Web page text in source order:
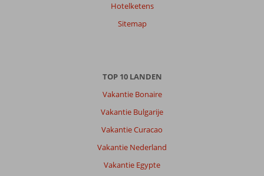
Hotelketens
Sitemap
TOP 10 LANDEN
Vakantie Bonaire
Vakantie Bulgarije
Vakantie Curacao
Vakantie Nederland
Vakantie Egypte